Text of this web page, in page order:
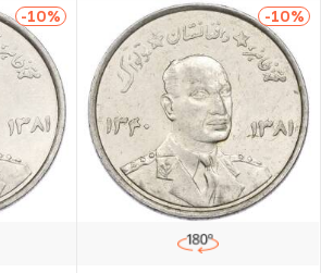
-10% -10%